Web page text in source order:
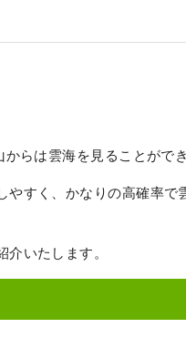
らは雲海を見ることができ
やすく、かなりの高確率で
いたします。